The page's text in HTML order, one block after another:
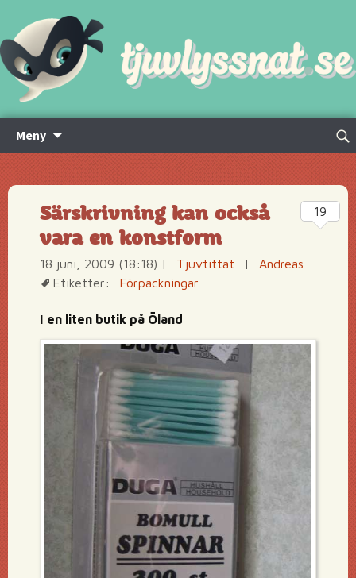
Meny
innehåll
Sök
Särskrivning kan också
vara en konstform
18 juni, 2009 (18:18) | Tjuvtittat |
Andreas
Etiketter:
Förpackningar
I en liten butik på Öland
19